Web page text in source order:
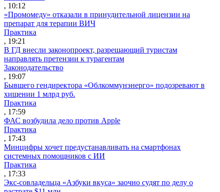
, 10:12
«Промомеду» отказали в принудительной лицензии на
препарат для терапии ВИЧ
Практика
, 19:21
В ГД внесли законопроект, разрешающий туристам
направлять претензии к турагентам
Законодательство
, 19:07
Бывшего гендиректора «Облкоммунэнерго» подозревают в
хищении 1 млрд руб.
Практика
, 17:59
ФАС возбудила дело против Apple
Практика
, 17:43
Минцифры хочет предустанавливать на смартфонах
системных помощников с ИИ
Практика
, 17:33
Экс-совладельца «Азбуки вкуса» заочно судят по делу о